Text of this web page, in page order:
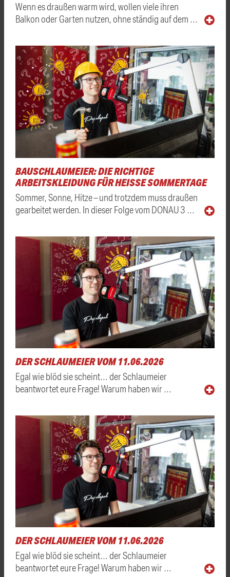
Wenn es draußen warm wird, wollen viele ihren
Balkon oder Garten nutzen, ohne ständig auf dem …
BAUSCHLAUMEIER: DIE RICHTIGE
ARBEITSKLEIDUNG FÜR HEISSE SOMMERTAGE
Sommer, Sonne, Hitze – und trotzdem muss draußen
gearbeitet werden. In dieser Folge vom DONAU 3 …
DER SCHLAUMEIER VOM 11.06.2026
Egal wie blöd sie scheint… der Schlaumeier
beantwortet eure Frage! Warum haben wir …
DER SCHLAUMEIER VOM 11.06.2026
Egal wie blöd sie scheint… der Schlaumeier
beantwortet eure Frage! Warum haben wir …